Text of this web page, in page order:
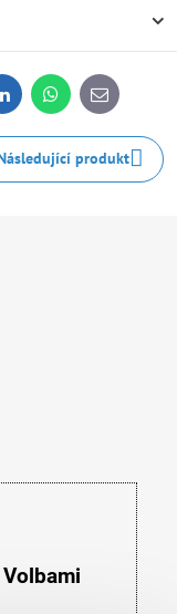
LinkedInWhatsApp
E-
mail
produkt